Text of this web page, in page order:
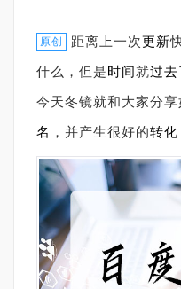
原创 距离上一次更新
什么，但是时间就过去
今天冬镜就和大家分享
名 ，并产生很好的转化